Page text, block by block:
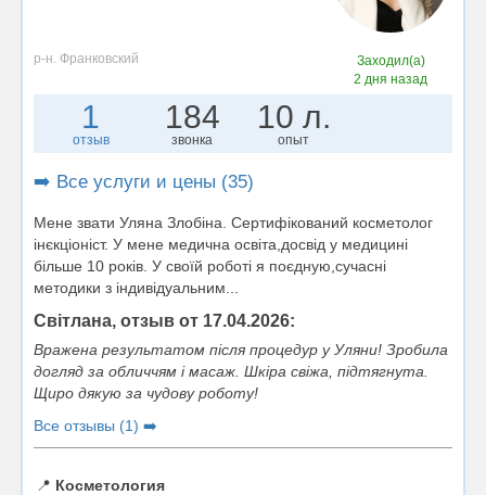
р-н. Франковский
Заходил(а)
2 дня назад
1
отзыв
184
звонка
10 л.
опыт
➡️ Все услуги и цены (35)
Мене звати Уляна Злобіна. Сертифікований косметолог
інєкціоніст. У мене медична освіта,досвід у медицині
більше 10 років. У своїй роботі я поєдную,сучасні
методики з індивідуальним...
Світлана, отзыв от 17.04.2026:
Вражена результатом після процедур у Уляни! Зробила
догляд за обличчям і масаж. Шкіра свіжа, підтягнута.
Щиро дякую за чудову роботу!
Все отзывы (1) ➡️
📍 Косметология